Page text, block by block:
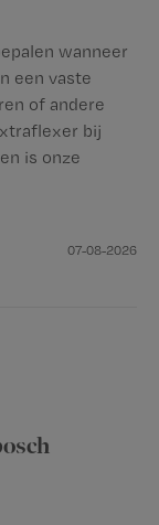
wanneer
een vaste
of andere
bij
is onze
07-08-2026